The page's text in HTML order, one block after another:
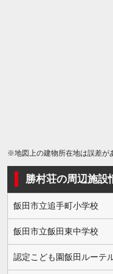
※地図上の建物所在地は誤差が
勝村荘の周辺施設
飯田市立追手町小学校
飯田市立飯田東中学校
認定こども園飯田ルーテ